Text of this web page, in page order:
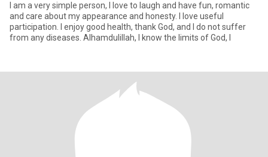
I am a very simple person, I love to laugh and have fun, romantic
and care about my appearance and honesty. I love useful
participation. I enjoy good health, thank God, and I do not suffer
from any diseases. Alhamdulillah, I know the limits of God, I